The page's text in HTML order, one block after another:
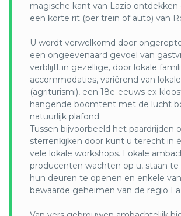
magische kant van Lazio ontdekken
een korte rit (per trein of auto) van
U wordt verwelkomd door
een ongeëvenaard gevoel van
verblijft in gezellige, door lokale
accommodaties, variërend van
(agriturismi), een 18e-eeuws ex-
hangende boomtent met de lucht
natuurlijk plafond.
Tussen bijvoorbeeld het paardrijden
sterrenkijken door kunt u terecht in
vele lokale workshops. Lokale
producenten wachten op u, staan
hun deuren te openen en enkele
bewaarde geheimen van de regio